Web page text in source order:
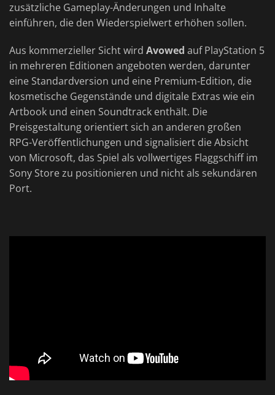
zusätzliche Gameplay-Änderungen und Inhalte
einführen, die den Wiederspielwert erhöhen sollen.
Aus kommerzieller Sicht wird Avowed auf PlayStation 5
in mehreren Editionen angeboten werden, darunter
eine Standardversion und eine Premium-Edition, die
kosmetische Gegenstände und digitale Extras wie ein
Artbook und einen Soundtrack enthält. Die
Preisgestaltung orientiert sich an anderen großen
RPG-Veröffentlichungen und signalisiert die Absicht
von Microsoft, das Spiel als vollwertiges Flaggschiff im
Sony Store zu positionieren und nicht als sekundären
Port.